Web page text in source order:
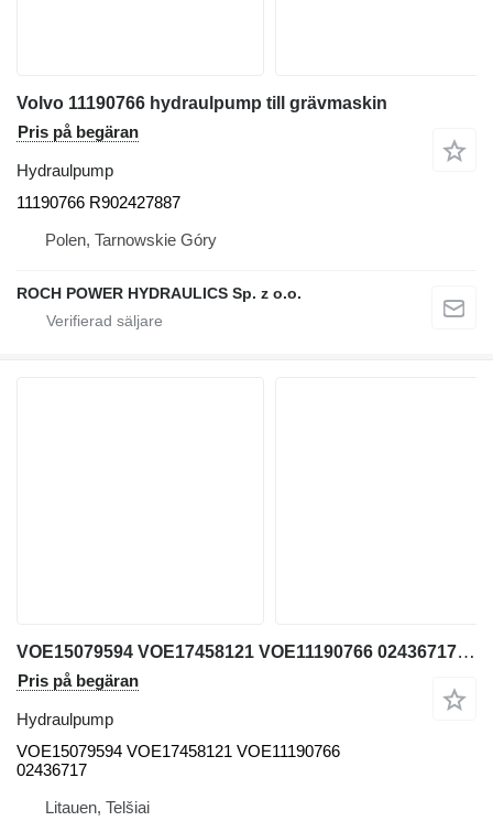
Volvo 11190766 hydraulpump till grävmaskin
Pris på begäran
Hydraulpump
11190766 R902427887
Polen, Tarnowskie Góry
ROCH POWER HYDRAULICS Sp. z o.o.
VOE15079594 VOE17458121 VOE11190766 02436717 hydraulpump till Volvo EW230C grävmaskin
Pris på begäran
Hydraulpump
VOE15079594 VOE17458121 VOE11190766
02436717
Litauen, Telšiai